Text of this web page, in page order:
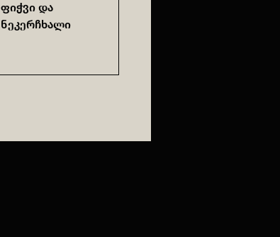
ფიჭვი და
ნეკერჩხალი